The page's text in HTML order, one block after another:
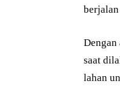
Dengan
saat
lahan